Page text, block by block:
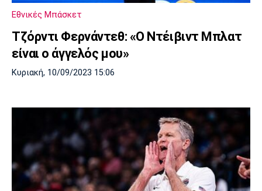
Εθνικές Μπάσκετ
Τζόρντι Φερνάντεθ: «Ο Ντέιβιντ Μπλατ
είναι ο άγγελός μου»
Κυριακή, 10/09/2023 15:06